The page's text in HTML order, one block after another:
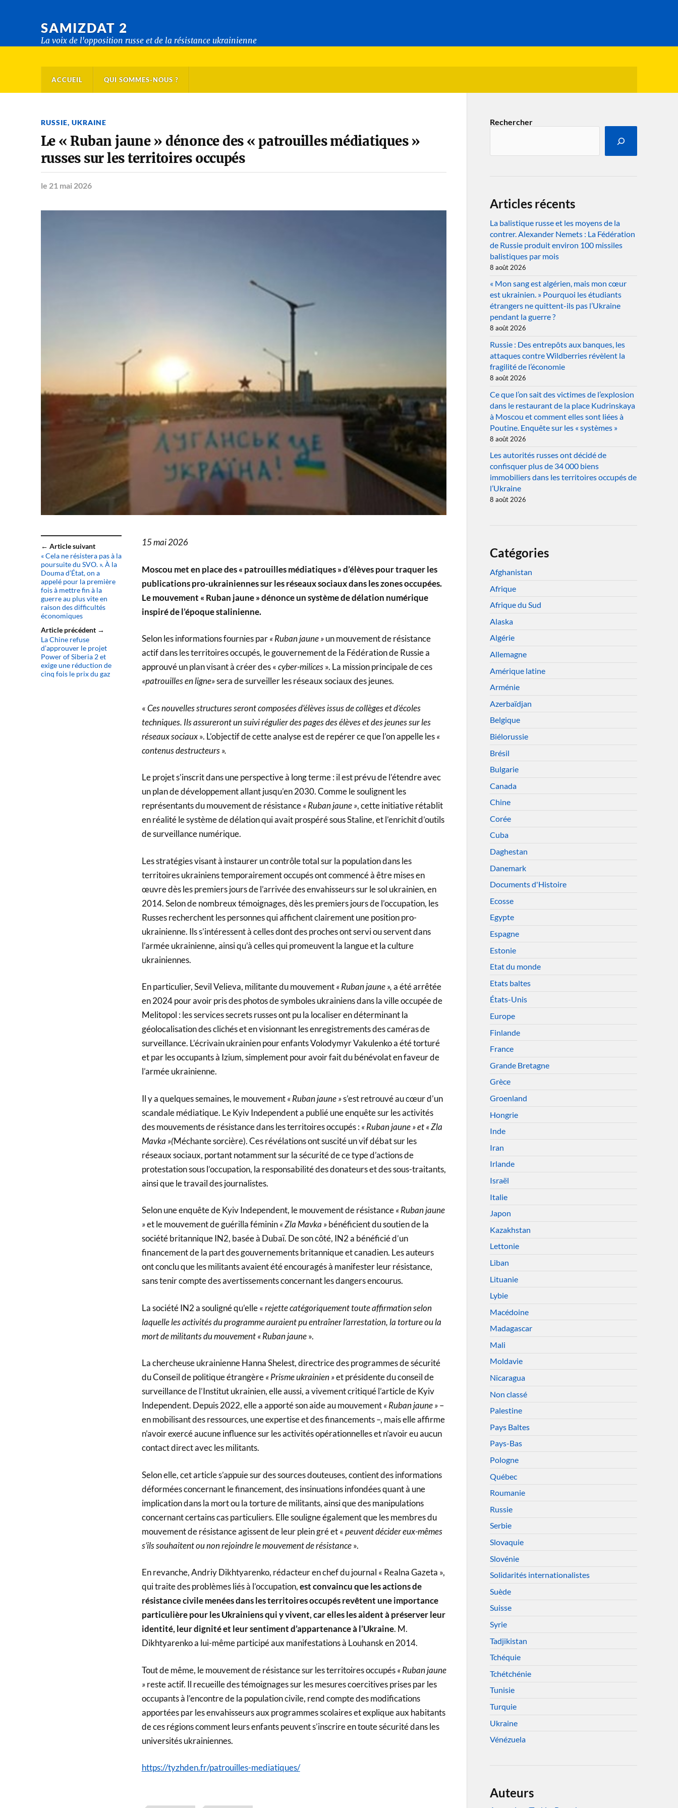
SAMIZDAT 2
La voix de l'opposition russe et de la résistance ukrainienne
ACCUEIL QUI SOMMES-NOUS ?
RUSSIE, UKRAINE
Le « Ruban jaune » dénonce des « patrouilles médiatiques »
russes sur les territoires occupés
le 21 mai 2026
← Article suivant
« Cela ne résistera pas à la
poursuite du SVO. ». À la
Douma d’État, on a
appelé pour la première
fois à mettre fin à la
guerre au plus vite en
raison des difficultés
économiques
Article précédent →
La Chine refuse
d’approuver le projet
Power of Siberia 2 et
exige une réduction de
cinq fois le prix du gaz
15 mai 2026
Moscou met en place des « patrouilles médiatiques » d’élèves pour traquer les
publications pro-ukrainiennes sur les réseaux sociaux dans les zones occupées.
Le mouvement « Ruban jaune » dénonce un système de délation numérique
inspiré de l’époque stalinienne.
Selon les informations fournies par« Ruban jaune »un mouvement de résistance
actif dans les territoires occupés, le gouvernement de la Fédération de Russie a
approuvé un plan visant à créer des «cyber-milices». La mission principale de ces
«patrouilles en ligne»sera de surveiller les réseaux sociaux des jeunes.
«Ces nouvelles structures seront composées d’élèves issus de collèges et d’écoles
techniques. Ils assureront un suivi régulier des pages des élèves et des jeunes sur les
réseaux sociaux». L’objectif de cette analyse est de repérer ce que l’on appelle les«
contenus destructeurs ».
Le projet s’inscrit dans une perspective à long terme : il est prévu de l’étendre avec
un plan de développement allant jusqu’en 2030. Comme le soulignent les
représentants du mouvement de résistance« Ruban jaune », cette initiative rétablit
en réalité le système de délation qui avait prospéré sous Staline, et l’enrichit d’outils
de surveillance numérique.
Les stratégies visant à instaurer un contrôle total sur la population dans les
territoires ukrainiens temporairement occupés ont commencé à être mises en
œuvre dès les premiers jours de l’arrivée des envahisseurs sur le sol ukrainien, en
2014. Selon de nombreux témoignages, dès les premiers jours de l’occupation, les
Russes recherchent les personnes qui affichent clairement une position pro-
ukrainienne. Ils s’intéressent à celles dont des proches ont servi ou servent dans
l’armée ukrainienne, ainsi qu’à celles qui promeuvent la langue et la culture
ukrainiennes.
En particulier, Sevil Velieva, militante du mouvement« Ruban jaune »,a été arrêtée
en 2024 pour avoir pris des photos de symboles ukrainiens dans la ville occupée de
Melitopol : les services secrets russes ont pu la localiser en déterminant la
géolocalisation des clichés et en visionnant les enregistrements des caméras de
surveillance. L’écrivain ukrainien pour enfants Volodymyr Vakulenko a été torturé
et par les occupants à Izium, simplement pour avoir fait du bénévolat en faveur de
l’armée ukrainienne.
Il y a quelques semaines, le mouvement« Ruban jaune »s’est retrouvé au cœur d’un
scandale médiatique. Le Kyiv Independent a publié une enquête sur les activités
des mouvements de résistance dans les territoires occupés :« Ruban jaune » et « Zla
Mavka »(Méchante sorcière). Ces révélations ont suscité un vif débat sur les
réseaux sociaux, portant notamment sur la sécurité de ce type d’actions de
protestation sous l’occupation, la responsabilité des donateurs et des sous-traitants,
ainsi que le travail des journalistes.
Selon une enquête de Kyiv Independent, le mouvement de résistance« Ruban jaune
»et le mouvement de guérilla féminin« Zla Mavka »bénéficient du soutien de la
société britannique IN2, basée à Dubaï. De son côté, IN2 a bénéficié d’un
financement de la part des gouvernements britannique et canadien. Les auteurs
ont conclu que les militants avaient été encouragés à manifester leur résistance,
sans tenir compte des avertissements concernant les dangers encourus.
La société IN2 a souligné qu’elle «rejette catégoriquement toute affirmation selon
laquelle les activités du programme auraient pu entraîner l’arrestation, la torture ou la
mort de militants du mouvement « Ruban jaune».
La chercheuse ukrainienne Hanna Shelest, directrice des programmes de sécurité
du Conseil de politique étrangère« Prisme ukrainien »et présidente du conseil de
surveillance de l’Institut ukrainien, elle aussi, a vivement critiqué l’article de Kyiv
Independent. Depuis 2022, elle a apporté son aide au mouvement« Ruban jaune »–
en mobilisant des ressources, une expertise et des financements –, mais elle affirme
n’avoir exercé aucune influence sur les activités opérationnelles et n’avoir eu aucun
contact direct avec les militants.
Selon elle, cet article s’appuie sur des sources douteuses, contient des informations
déformées concernant le financement, des insinuations infondées quant à une
implication dans la mort ou la torture de militants, ainsi que des manipulations
concernant certains cas particuliers. Elle souligne également que les membres du
mouvement de résistance agissent de leur plein gré et «peuvent décider eux-mêmes
s’ils souhaitent ou non rejoindre le mouvement de résistance».
En revanche, Andriy Dikhtyarenko, rédacteur en chef du journal « Realna Gazeta »,
qui traite des problèmes liés à l’occupation,est convaincu que les actions de
résistance civile menées dans les territoires occupés revêtent une importance
particulière pour les Ukrainiens qui y vivent, car elles les aident à préserver leur
identité, leur dignité et leur sentiment d’appartenance à l’Ukraine. M.
Dikhtyarenko a lui-même participé aux manifestations à Louhansk en 2014.
Tout de même, le mouvement de résistance sur les territoires occupés« Ruban jaune
»reste actif. Il recueille des témoignages sur les mesures coercitives prises par les
occupants à l’encontre de la population civile, rend compte des modifications
apportées par les envahisseurs aux programmes scolaires et explique aux habitants
de ces régions comment leurs enfants peuvent s’inscrire en toute sécurité dans les
universités ukrainiennes.
https://tyzhden.fr/patrouilles-mediatiques/
Rechercher
Articles récents
La balistique russe et les moyens de la
contrer. Alexander Nemets : La Fédération
de Russie produit environ 100 missiles
balistiques par mois
8 août 2026
« Mon sang est algérien, mais mon cœur
est ukrainien. » Pourquoi les étudiants
étrangers ne quittent-ils pas l’Ukraine
pendant la guerre ?
8 août 2026
Russie : Des entrepôts aux banques, les
attaques contre Wildberries révèlent la
fragilité de l’économie
8 août 2026
Ce que l’on sait des victimes de l’explosion
dans le restaurant de la place Kudrinskaya
à Moscou et comment elles sont liées à
Poutine. Enquête sur les « systèmes »
8 août 2026
Les autorités russes ont décidé de
confisquer plus de 34 000 biens
immobiliers dans les territoires occupés de
l’Ukraine
8 août 2026
Catégories
Afghanistan
Afrique
Afrique du Sud
Alaska
Algérie
Allemagne
Amérique latine
Arménie
Azerbaïdjan
Belgique
Biélorussie
Brésil
Bulgarie
Canada
Chine
Corée
Cuba
Daghestan
Danemark
Documents d'Histoire
Ecosse
Egypte
Espagne
Estonie
Etat du monde
Etats baltes
États-Unis
Europe
Finlande
France
Grande Bretagne
Grèce
Groenland
Hongrie
Inde
Iran
Irlande
Israël
Italie
Japon
Kazakhstan
Lettonie
Liban
Lituanie
Lybie
Macédoine
Madagascar
Mali
Moldavie
Nicaragua
Non classé
Palestine
Pays Baltes
Pays-Bas
Pologne
Québec
Roumanie
Russie
Serbie
Slovaquie
Slovénie
Solidarités internationalistes
Suède
Suisse
Syrie
Tadjikistan
Tchéquie
Tchétchénie
Tunisie
Turquie
Ukraine
Vénézuela
Auteurs